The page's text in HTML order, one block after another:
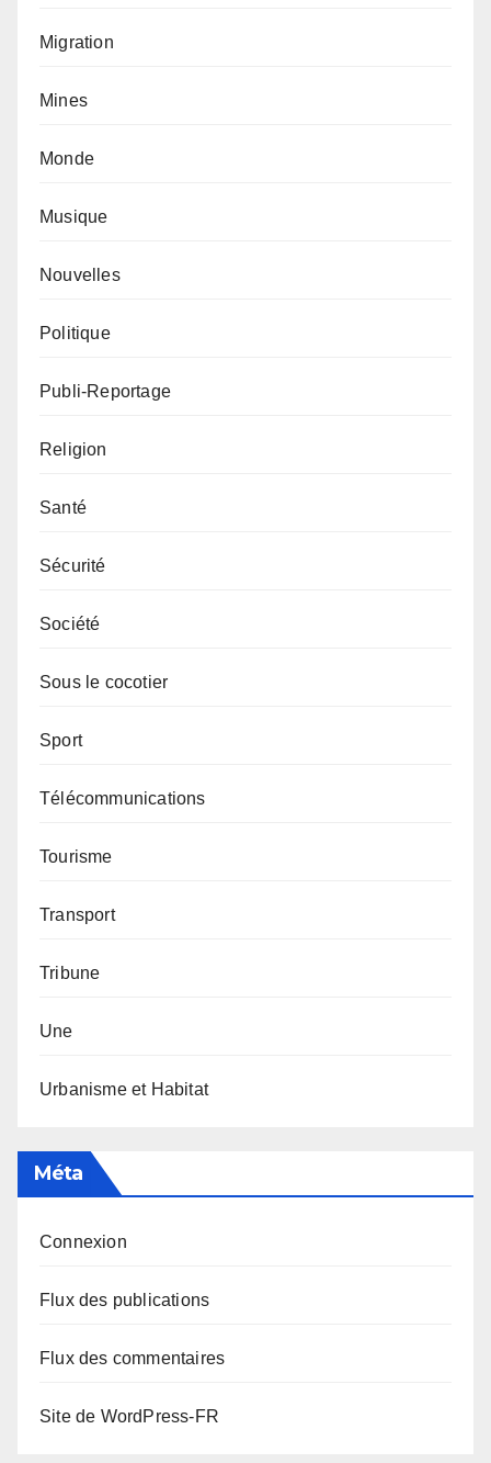
Migration
Mines
Monde
Musique
Nouvelles
Politique
Publi-Reportage
Religion
Santé
Sécurité
Société
Sous le cocotier
Sport
Télécommunications
Tourisme
Transport
Tribune
Une
Urbanisme et Habitat
Méta
Connexion
Flux des publications
Flux des commentaires
Site de WordPress-FR